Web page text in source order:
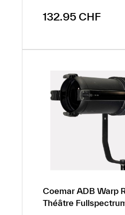
Prix régulier :
132.95 CHF
Coemar ADB Warp
Théâtre